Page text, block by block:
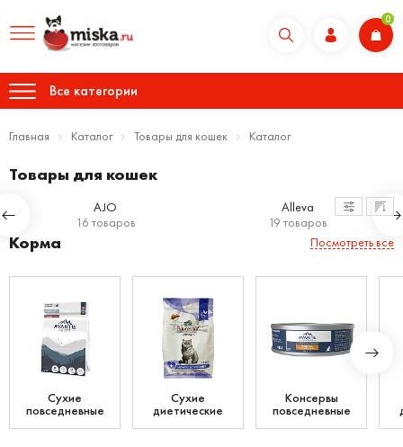
0
Все категории
Главная Каталог Товары для кошек Каталог
Товары для кошек
AJO
16 товаров
Alleva
19 товаров
Корма Посмотреть все
Сухие
повседневные
Сухие
диетические
Консервы
повседневные